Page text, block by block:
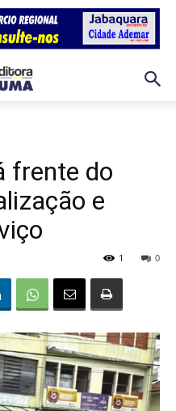
frente do
e
0
1